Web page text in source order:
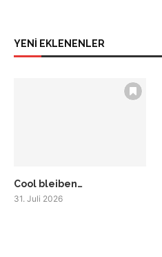
YENİ EKLENENLER
Cool bleiben…
31. Juli 2026